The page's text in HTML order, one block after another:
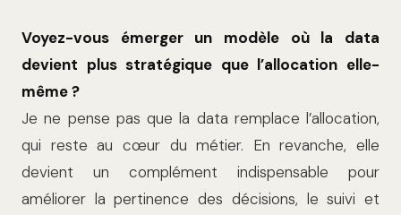
Voyez-vous émerger un modèle où la data
devient plus stratégique que l’allocation elle-
même ?
Je ne pense pas que la data remplace l’allocation,
qui reste au cœur du métier. En revanche, elle
devient un complément indispensable pour
améliorer la pertinence des décisions, le suivi et